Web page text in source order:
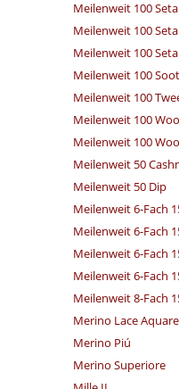
Meilenweit 100 Seta
Meilenweit 100
Meilenweit 100
Meilenweit 100
Meilenweit 100
Meilenweit 100
Meilenweit 100
Meilenweit 50
Meilenweit 50 Dip
Meilenweit 6-Fach
Meilenweit 6-Fach
Meilenweit 6-Fach
Meilenweit 6-Fach
Meilenweit 8-Fach
Merino Lace
Merino Piú
Merino Superiore